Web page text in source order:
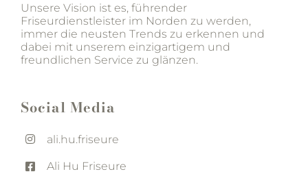
Unsere Vision ist es, führender
Friseurdienstleister im Norden zu werden,
immer die neusten Trends zu erkennen und
dabei mit unserem einzigartigem und
freundlichen Service zu glänzen.
Social Media
ali.hu.friseure
Ali Hu Friseure